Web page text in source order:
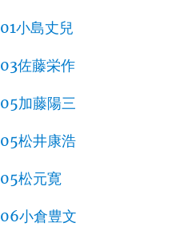
01小島丈兒
03佐藤栄作
05加藤陽三
05松井康浩
05松元寛
06小倉豊文